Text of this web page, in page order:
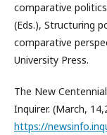
comparative
(Eds.), Structuring
comparative
University Press.
The New
Inquirer. (March,
https://